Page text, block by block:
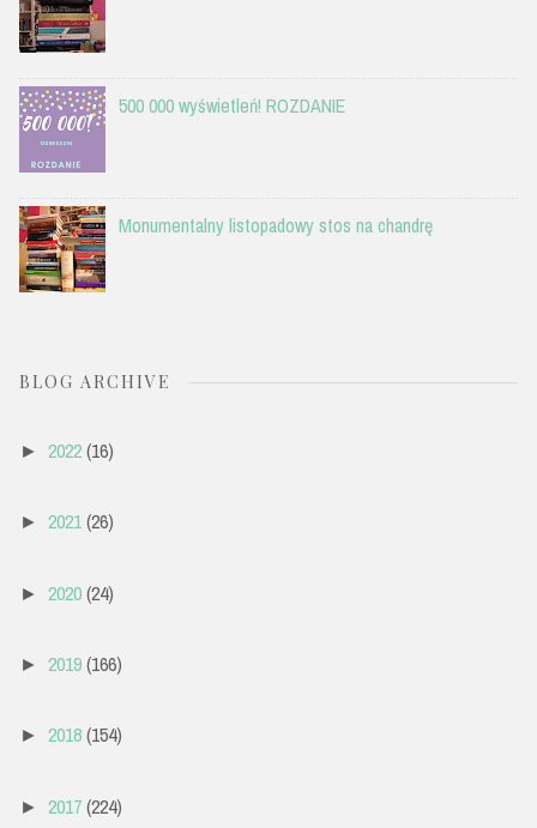
500 000 wyświetleń! ROZDANIE
Monumentalny listopadowy stos na chandrę
BLOG ARCHIVE
► 2022(16)
► 2021(26)
► 2020(24)
► 2019(166)
► 2018(154)
► 2017(224)